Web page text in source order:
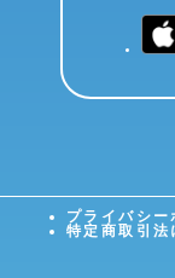
プライバシー
特定商取引法